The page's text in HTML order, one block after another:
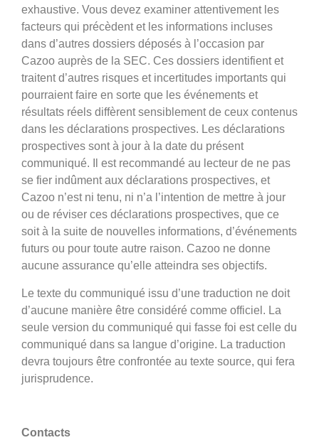
exhaustive. Vous devez examiner attentivement les
facteurs qui précèdent et les informations incluses
dans d’autres dossiers déposés à l’occasion par
Cazoo auprès de la SEC. Ces dossiers identifient et
traitent d’autres risques et incertitudes importants qui
pourraient faire en sorte que les événements et
résultats réels diffèrent sensiblement de ceux contenus
dans les déclarations prospectives. Les déclarations
prospectives sont à jour à la date du présent
communiqué. Il est recommandé au lecteur de ne pas
se fier indûment aux déclarations prospectives, et
Cazoo n’est ni tenu, ni n’a l’intention de mettre à jour
ou de réviser ces déclarations prospectives, que ce
soit à la suite de nouvelles informations, d’événements
futurs ou pour toute autre raison. Cazoo ne donne
aucune assurance qu’elle atteindra ses objectifs.
Le texte du communiqué issu d’une traduction ne doit
d’aucune manière être considéré comme officiel. La
seule version du communiqué qui fasse foi est celle du
communiqué dans sa langue d’origine. La traduction
devra toujours être confrontée au texte source, qui fera
jurisprudence.
Contacts